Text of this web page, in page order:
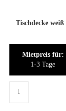
Tischdecke
Mietpreis für:
1-3 Tage